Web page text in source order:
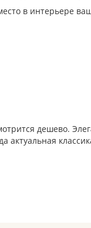
в интерьере
дешево.
актуальная